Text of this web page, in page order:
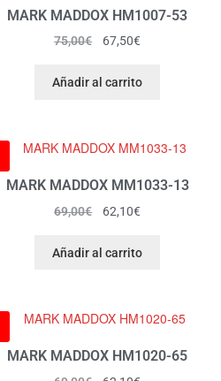
MARK MADDOX HM1007-53
75,00€ 67,50€
Añadir al carrito
MARK MADDOX MM1033-13
69,00€ 62,10€
Añadir al carrito
MARK MADDOX HM1020-65